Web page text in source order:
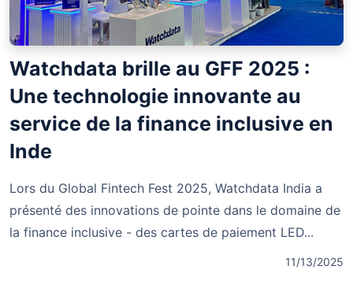
Watchdata brille au GFF 2025 :
Une technologie innovante au
service de la finance inclusive en
Inde
Lors du Global Fintech Fest 2025, Watchdata India a
présenté des innovations de pointe dans le domaine de
la finance inclusive - des cartes de paiement LED...
11/13/2025